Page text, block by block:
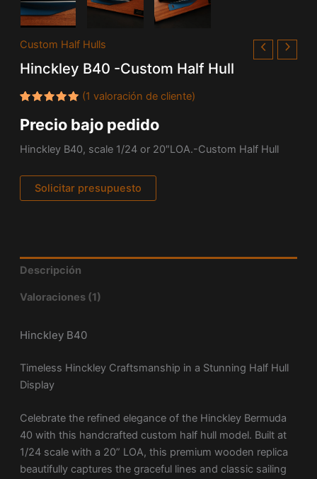
Custom Half Hulls
Hinckley B40 -Custom Half Hull
con5.00
de 5 en
valoración
(1 valoración de cliente)
Precio bajo pedido
Hinckley B40, scale 1/24 or 20″LOA.-Custom Half Hull
Solicitar presupuesto
Descripción
Valoraciones (1)
Hinckley B40
Timeless Hinckley Craftsmanship in a Stunning Half Hull
Display
Celebrate the refined elegance of the Hinckley Bermuda
40 with this handcrafted custom half hull model. Built at
1/24 scale with a 20” LOA, this premium wooden replica
beautifully captures the graceful lines and classic sailing